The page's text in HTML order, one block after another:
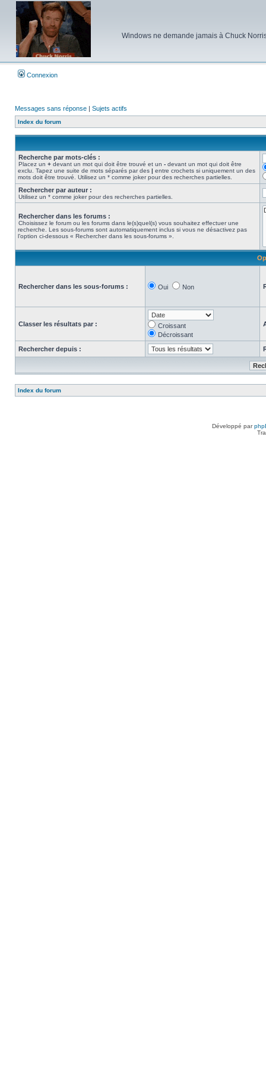
Windows ne demande jamais à Chuck
Connexion
Messages sans réponse | Sujets actifs
Index du forum
Recherche par mots-clés :
Placez un + devant un mot qui doit être trouvé et un - devant un mot qui doit être
exclu. Tapez une suite de mots séparés par des | entre crochets si uniquement un des
mots doit être trouvé. Utilisez un * comme joker pour des recherches partielles.
Rechercher par auteur :
Utilisez un * comme joker pour des recherches partielles.
Rechercher dans les forums :
Choisissez le forum ou les forums dans le(s)quel(s) vous souhaitez effectuer une
recherche. Les sous-forums sont automatiquement inclus si vous ne désactivez pas
l’option ci-dessous « Rechercher dans les sous-forums ».
Rechercher dans les sous-forums : Oui Non
Classer les résultats par :
Croissant
Décroissant
Rechercher depuis :
Index du forum
Développé par